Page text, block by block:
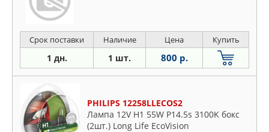
Срок поставки Наличие Цена Купить
1 дн. 1 шт. 800 р.
PHILIPS 12258LLECOS2
Лампа 12V H1 55W P14.5s 3100K бокс
(2шт.) Long Life EcoVision